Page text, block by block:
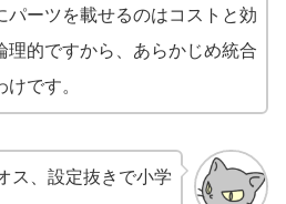
パーツを載せるのはコストと効
理的ですから、あらかじめ統合
です。
ス、設定抜きで小学